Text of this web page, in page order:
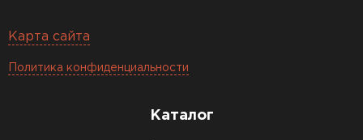
Карта сайта
Политика конфиденциальности
Каталог